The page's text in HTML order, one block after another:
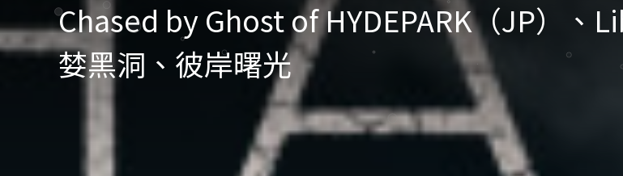
Chased by Ghost of HYDEPARK（JP）、
婪黑洞、彼岸曙光